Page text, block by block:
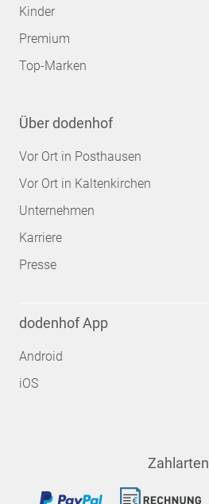
Kinder
Premium
Top-Marken
Über dodenhof
Vor Ort in Posthausen
Vor Ort in Kaltenkirchen
Unternehmen
Karriere
Presse
dodenhof App
Android
iOS
Zahlarten